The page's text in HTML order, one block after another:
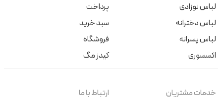
لباس نوزادی
لباس دخترانه
لباس پسرانه
اکسسوری
پرداخت
سبد خرید
فروشگاه
کیدز مگ
خدمات مشتریان
ارتباط با ما